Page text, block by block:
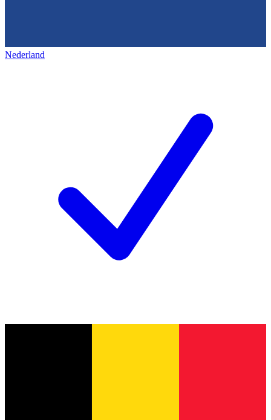
Nederland